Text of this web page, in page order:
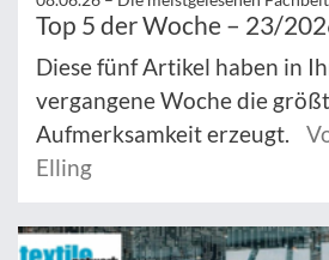
Top 5 der Woche – 23/
Diese fünf Artikel haben in
vergangene Woche die
Aufmerksamkeit erzeugt.
Elling